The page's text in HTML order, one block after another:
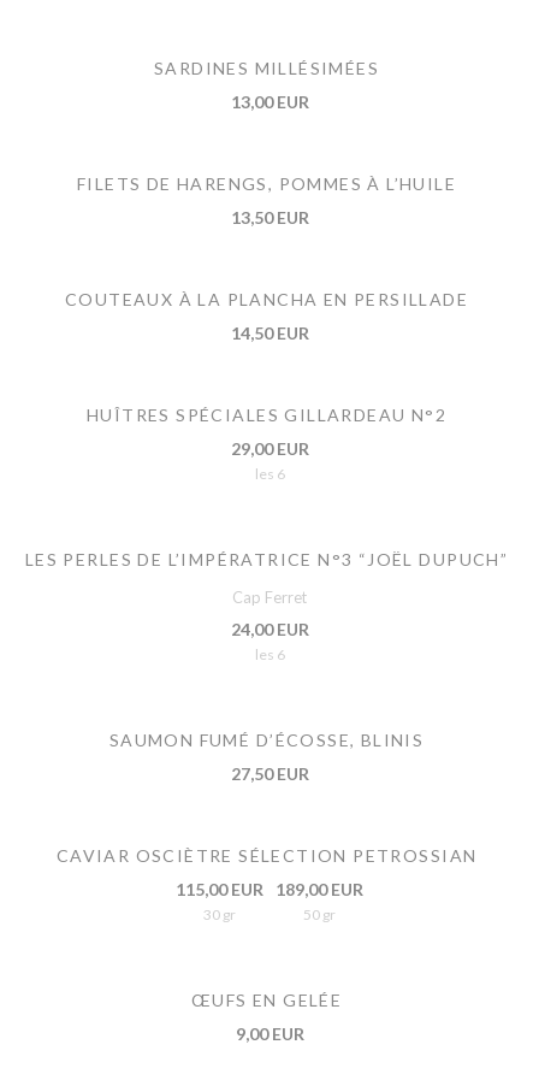
SARDINES MILLÉSIMÉES
13,00 EUR
FILETS DE HARENGS, POMMES À L’HUILE
13,50 EUR
COUTEAUX À LA PLANCHA EN PERSILLADE
14,50 EUR
HUÎTRES SPÉCIALES GILLARDEAU N°2
29,00 EUR
les 6
LES PERLES DE L’IMPÉRATRICE N°3 “JOËL DUPUCH”
Cap Ferret
24,00 EUR
les 6
SAUMON FUMÉ D’ÉCOSSE, BLINIS
27,50 EUR
CAVIAR OSCIÈTRE SÉLECTION PETROSSIAN
115,00 EUR
30 gr
189,00 EUR
50 gr
ŒUFS EN GELÉE
9,00 EUR